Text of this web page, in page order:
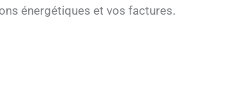
énergétiques et vos factures.